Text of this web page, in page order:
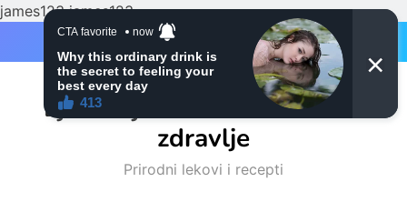
james123james123
Ljubitelji mačaka i Prirodno
zdravlje
Prirodni lekovi i recepti